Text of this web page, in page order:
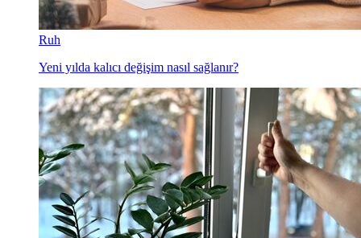
Ruh
Yeni yılda kalıcı değişim nasıl sağlanır?